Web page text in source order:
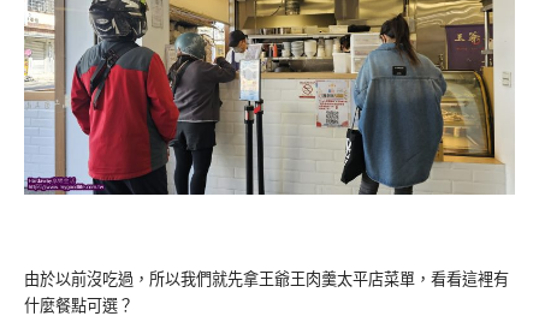
由於以前沒吃過，所以我們就先拿王爺王肉羹太平店菜單，看看這裡有
什麼餐點可選？